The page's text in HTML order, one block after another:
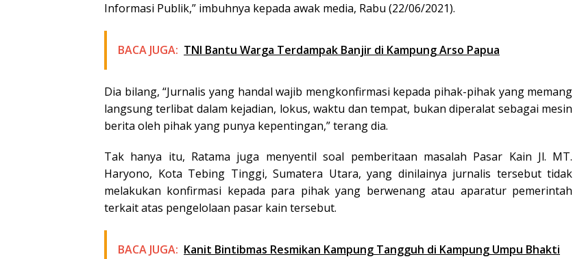
Informasi Publik,” imbuhnya kepada awak media, Rabu (22/06/2021).
BACA JUGA: TNI Bantu Warga Terdampak Banjir di Kampung Arso Papua
Dia bilang, “Jurnalis yang handal wajib mengkonfirmasi kepada pihak-pihak yang memang
langsung terlibat dalam kejadian, lokus, waktu dan tempat, bukan diperalat sebagai mesin
berita oleh pihak yang punya kepentingan,” terang dia.
Tak hanya itu, Ratama juga menyentil soal pemberitaan masalah Pasar Kain Jl. MT.
Haryono, Kota Tebing Tinggi, Sumatera Utara, yang dinilainya jurnalis tersebut tidak
melakukan konfirmasi kepada para pihak yang berwenang atau aparatur pemerintah
terkait atas pengelolaan pasar kain tersebut.
BACA JUGA: Kanit Bintibmas Resmikan Kampung Tangguh di Kampung Umpu Bhakti